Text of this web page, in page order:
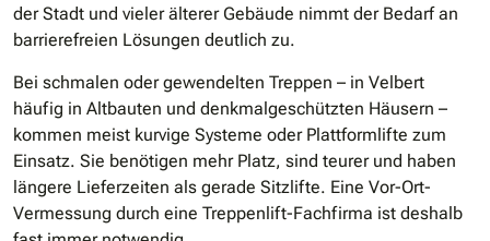
der Stadt und vieler älterer Gebäude nimmt der Bedarf an
barrierefreien Lösungen deutlich zu.
Bei schmalen oder gewendelten Treppen – in Velbert
häufig in Altbauten und denkmalgeschützten Häusern –
kommen meist kurvige Systeme oder Plattformlifte zum
Einsatz. Sie benötigen mehr Platz, sind teurer und haben
längere Lieferzeiten als gerade Sitzlifte. Eine Vor-Ort-
Vermessung durch eine Treppenlift-Fachfirma ist deshalb